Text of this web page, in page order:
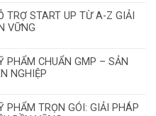
TRỢ START UP TỪ A-Z GIẢI
VỮNG
PHẨM CHUẨN GMP – SẢN
NGHIỆP
PHẨM TRỌN GÓI: GIẢI PHÁP